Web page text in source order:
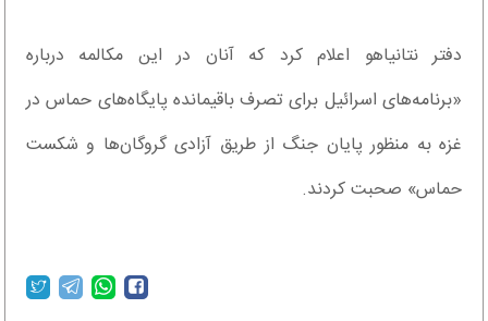
دفتر نتانیاهو اعلام کرد که آنان در این مکالمه درباره
«برنامه‌های اسرائیل برای تصرف باقیمانده پایگاه‌های حماس در
غزه به منظور پایان جنگ از طریق آزادی گروگان‌ها و شکست
حماس» صحبت کردند.